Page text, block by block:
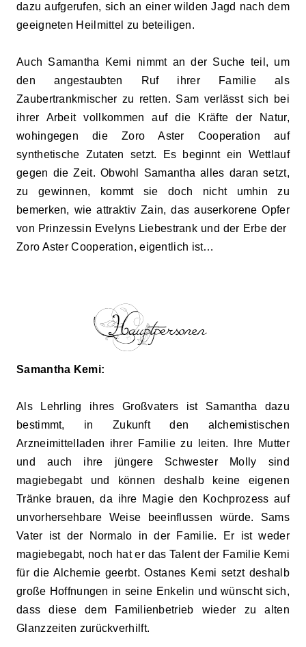
dazu aufgerufen, sich an einerwilden Jagd nach dem
geeigneten Heilmittel zu beteiligen.
Auch Samantha Kemi nimmt an der Suche teil, um
den angestaubten Ruf ihrer Familie als
Zaubertrankmischer zu retten. Sam verlässt sich bei
ihrer Arbeit vollkommen auf die Kräfte der Natur,
wohingegen die Zoro Aster Cooperation auf
synthetische Zutaten setzt. Es beginnt ein Wettlauf
gegen die Zeit. Obwohl Samantha alles daran setzt,
zu gewinnen, kommt sie doch nicht umhin zu
bemerken, wie attraktiv Zain, das auserkorene Opfer
von Prinzessin Evelyns Liebestrank und der Erbe der
Zoro Aster Cooperation, eigentlich ist…
Samantha Kemi:
Als Lehrling ihres Großvaters ist Samantha dazu
bestimmt, in Zukunft den alchemistischen
Arzneimittelladen ihrer Familie zu leiten. Ihre Mutter
und auch ihre jüngere Schwester Molly sind
magiebegabt und können deshalb keine eigenen
Tränke brauen, da ihre Magie den Kochprozess auf
unvorhersehbare Weise beeinflussen würde. Sams
Vater ist der Normalo in der Familie. Er ist weder
magiebegabt, noch hat er das Talent der Familie Kemi
für die Alchemie geerbt. Ostanes Kemi setzt deshalb
große Hoffnungen in seine Enkelin undwünscht sich,
dass diese dem Familienbetrieb wieder zu alten
Glanzzeiten zurückverhilft.